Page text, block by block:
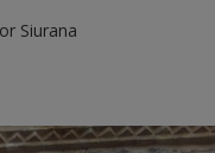
Siurana